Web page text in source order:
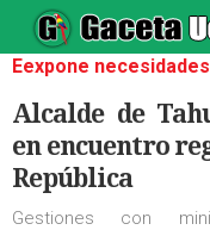
Eexpone
Alcalde de
en encuentro
República
Gestiones con